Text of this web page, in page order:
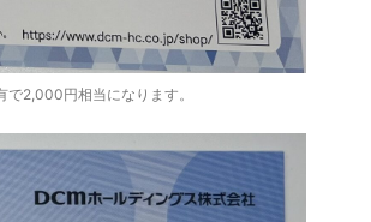
2,000円相当になります。